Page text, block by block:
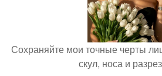
Сохраняйте мои точные черты
скул, носа и